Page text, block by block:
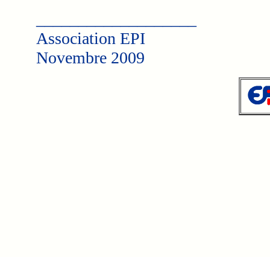
Association EPI
Novembre 2009